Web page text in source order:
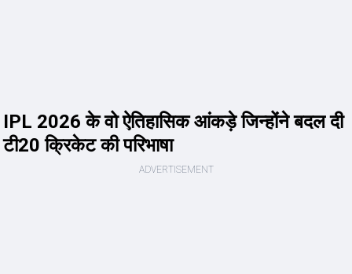
IPL 2026 के वो ऐतिहासिक आंकड़े जिन्होंने बदल दी
टी20 क्रिकेट की परिभाषा